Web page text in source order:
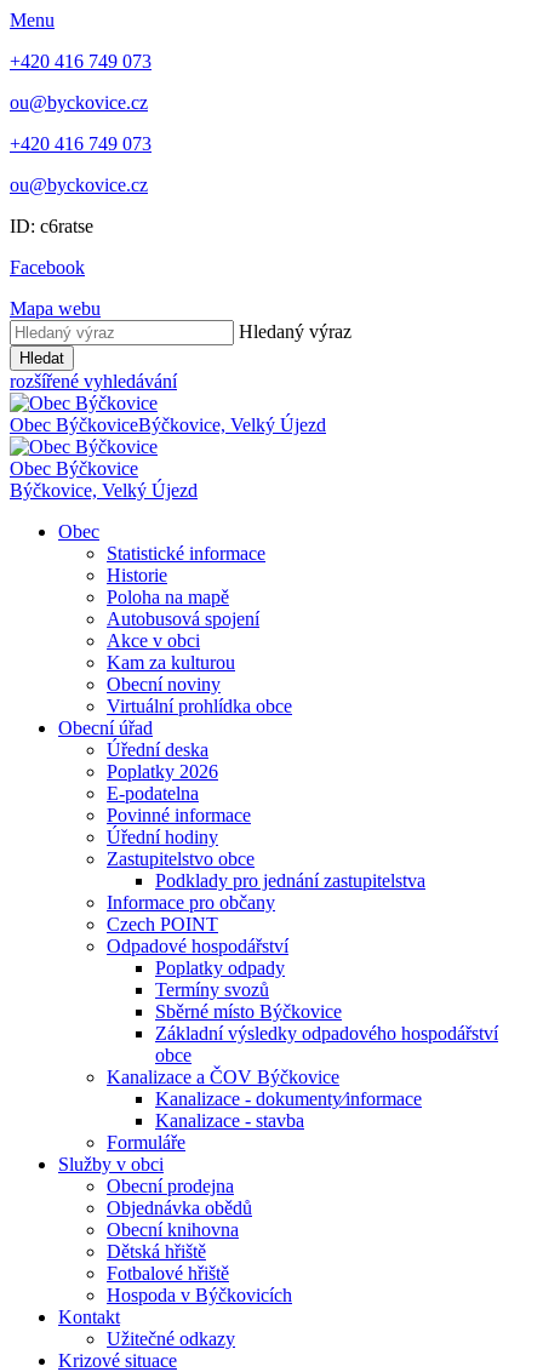
Menu
+420 416 749 073
ou@byckovice.cz
+420 416 749 073
ou@byckovice.cz
ID: c6ratse
Facebook
Mapa webu
Hledaný výraz
Hledat
rozšířené vyhledávání
Obec BýčkoviceBýčkovice, Velký Újezd
Obec Býčkovice
Býčkovice, Velký Újezd
Obec
Statistické informace
Historie
Poloha na mapě
Autobusová spojení
Akce v obci
Kam za kulturou
Obecní noviny
Virtuální prohlídka obce
Obecní úřad
Úřední deska
Poplatky 2026
E-podatelna
Povinné informace
Úřední hodiny
Zastupitelstvo obce
Podklady pro jednání zastupitelstva
Informace pro občany
Czech POINT
Odpadové hospodářství
Poplatky odpady
Termíny svozů
Sběrné místo Býčkovice
Základní výsledky odpadového hospodářství
obce
Kanalizace a ČOV Býčkovice
Kanalizace - dokumenty⁄informace
Kanalizace - stavba
Formuláře
Služby v obci
Obecní prodejna
Objednávka obědů
Obecní knihovna
Dětská hřiště
Fotbalové hřiště
Hospoda v Býčkovicích
Kontakt
Užitečné odkazy
Krizové situace